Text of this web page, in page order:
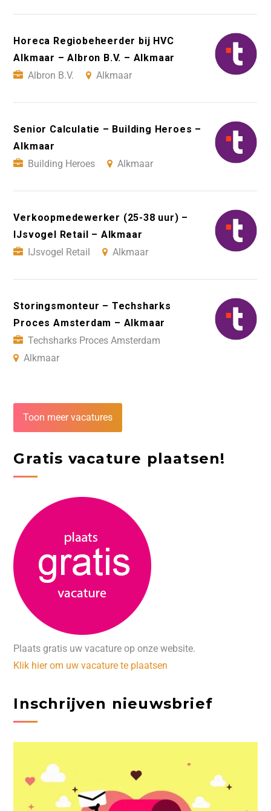
Horeca Regiobeheerder bij HVC
Alkmaar – Albron B.V. – Alkmaar
Albron B.V.
Alkmaar
Senior Calculatie – Building Heroes –
Alkmaar
Building Heroes
Alkmaar
Verkoopmedewerker (25-38 uur) –
IJsvogel Retail – Alkmaar
IJsvogel Retail
Alkmaar
Storingsmonteur – Techsharks
Proces Amsterdam – Alkmaar
Techsharks Proces Amsterdam
Alkmaar
Toon meer vacatures
Gratis vacature plaatsen!
Plaats gratis uw vacature op onze website.
Klik hier om uw vacature te plaatsen
Inschrijven nieuwsbrief